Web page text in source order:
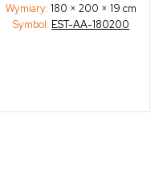
Wymiary:180 × 200 × 19 cm
Symbol: EST-AA-180200